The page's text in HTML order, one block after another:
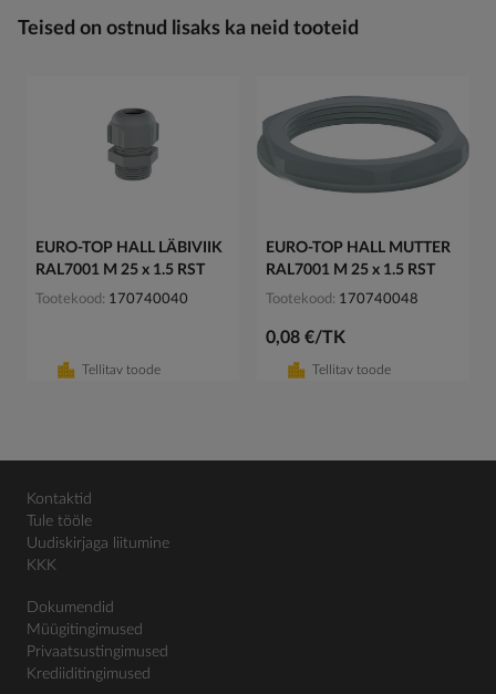
Teised on ostnud lisaks ka neid tooteid
EURO-TOP HALL LÄBIVIIK
RAL7001 M 25 x 1.5 RST
Tootekood 170740040
Tellitav toode
EURO-TOP HALL MUTTER
RAL7001 M 25 x 1.5 RST
Tootekood 170740048
0,08 €/TK
Tellitav toode
Kontaktid
Tule tööle
Uudiskirjaga liitumine
KKK
Dokumendid
Müügitingimused
Privaatsustingimused
Krediiditingimused